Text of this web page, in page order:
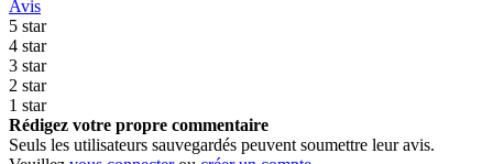
Avis
5 star
4 star
3 star
2 star
1 star
Rédigez votre propre commentaire
Seuls les utilisateurs sauvegardés peuvent soumettre leur avis.